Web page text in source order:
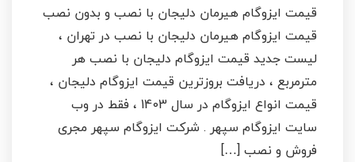
قیمت ایزوگام هیرمان دلیجان با نصب و بدون نصب
قیمت ایزوگام هیرمان دلیجان با نصب در تهران ،
لیست جدید قیمت ایزوگام دلیجان با نصب هر
مترمربع ، دریافت بروزترین قیمت ایزوگام دلیجان ،
قیمت انواع ایزوگام در سال 1403 ، فقط در وب
سایت ایزوگام سپهر . شرکت ایزوگام سپهر مجری
فروش و نصب […]